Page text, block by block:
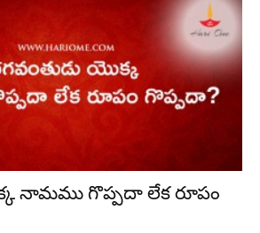
నామము గొప్పదా లేక రూపం